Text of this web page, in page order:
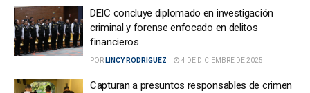
DEIC concluye diplomado en investigación
criminal y forense enfocado en delitos
financieros
POR LINCY RODRÍGUEZ 4 DE DICIEMBRE DE 2025
Capturan a presuntos responsables de crimen